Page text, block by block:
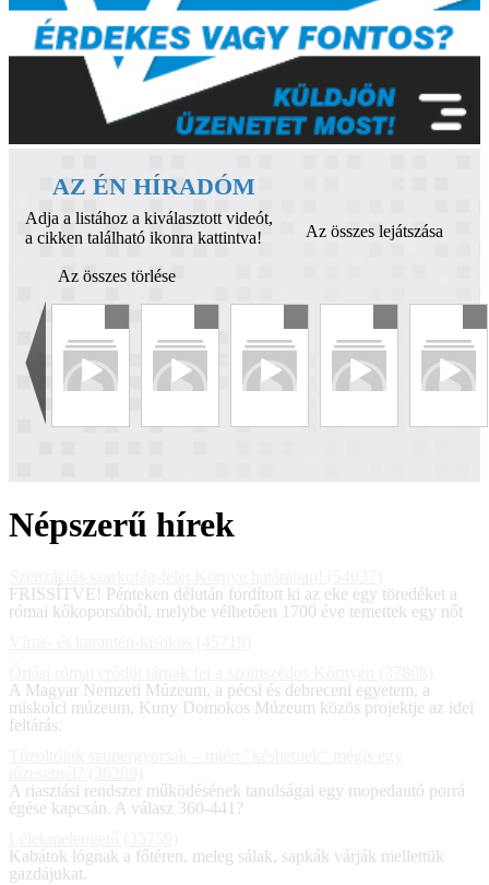
AZ ÉN HÍRADÓM
Adja a listához a kiválasztott videót,
a cikken található ikonra kattintva!
Az összes lejátszása
Az összes törlése
Népszerű hírek
FRISSÍTVE! Pénteken délután fordított ki az eke egy töredéket a
római kőkoporsóból, melybe vélhetően 1700 éve temettek egy nőt
A Magyar Nemzeti Múzeum, a pécsi és debreceni egyetem, a
miskolci múzeum, Kuny Domokos Múzeum közös projektje az idei
feltárás.
A riasztási rendszer működésének tanulságai egy mopedautó porrá
égése kapcsán. A válasz 360-441?
Kabátok lógnak a főtéren, meleg sálak, sapkák várják mellettük
gazdájukat.